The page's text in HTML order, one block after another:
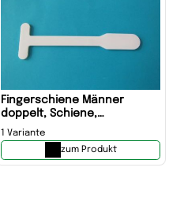
Fingerschiene Männer
doppelt, Schiene,
Fertigschiene
1 Variante
zum Produkt